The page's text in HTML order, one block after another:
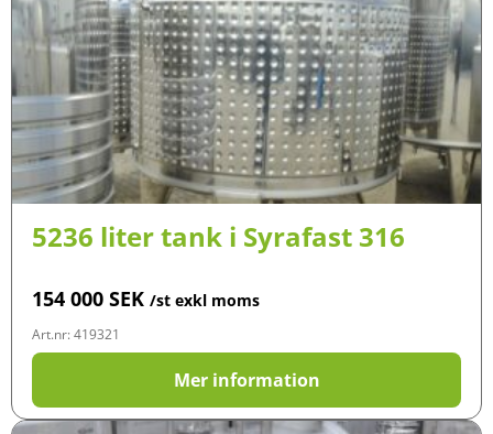
5236 liter tank i Syrafast 316
154 000 SEK /st exkl moms
Art.nr: 419321
Mer information